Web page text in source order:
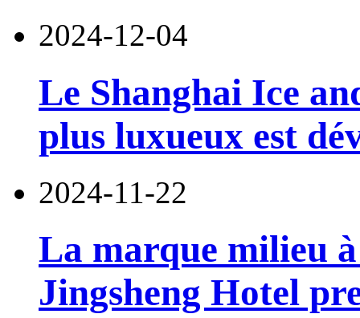
2024-12-04
Le Shanghai Ice
plus luxueux est
2024-11-22
La marque milieu
Jingsheng Hotel